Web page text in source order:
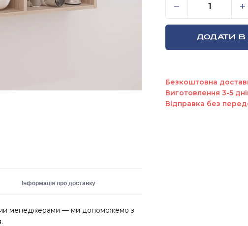
− +
ДОДАТИ
Безкоштовна
Виготовлення 3-5
Відправка без
Інформація про доставку
менеджерами — ми допоможемо з